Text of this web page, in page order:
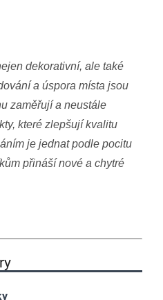
dekorativní, ale také
a úspora místa jsou
zaměřují a neustále
které zlepšují kvalitu
je jednat podle pocitu
přináší nové a chytré